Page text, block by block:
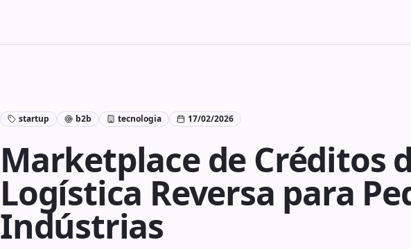
startup b2b tecnologia 17/02/2026
Marketplace de Créditos
Logística Reversa para
Indústrias